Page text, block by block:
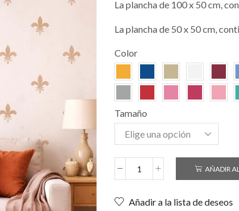
La plancha de 100 x 50 cm,
La plancha de 50 x 50 cm,
Color
Tamaño
AÑADIR
Añadir a la lista de deseos